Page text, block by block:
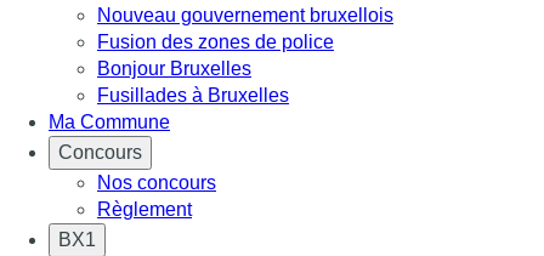
Nouveau gouvernement bruxellois
Fusion des zones de police
Bonjour Bruxelles
Fusillades à Bruxelles
Ma Commune
Concours
Nos concours
Règlement
BX1